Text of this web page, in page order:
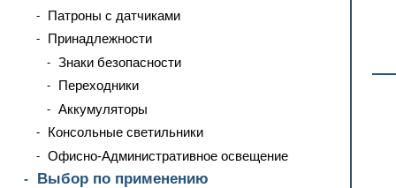
Патроны с датчиками
Принадлежности
Знаки безопасности
Переходники
Аккумуляторы
Консольные светильники
Офисно-Административное освещение
Выбор по применению